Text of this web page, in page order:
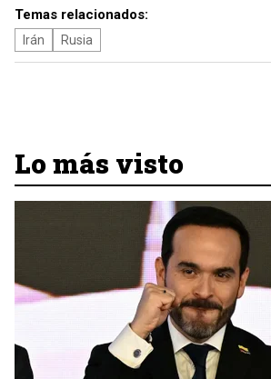
Temas relacionados:
Irán Rusia
Lo más visto